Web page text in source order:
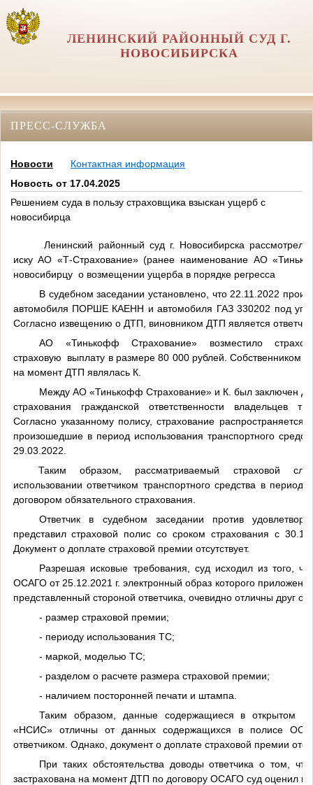
ЛЕНИНСКИЙ РАЙОННЫЙ СУД Г.
НОВОСИБИРСКА
ПРЕСС-СЛУЖБА
Новости
Контактная информация
Новость от 17.04.2025
Решением суда в пользу страховщика взыскан ущерб с
новосибирца
Ленинский районный суд г. Новосибирска рассмотрел
иску АО «Т-Страхование» (ранее наименование АО
новосибирцу о возмещении ущерба в порядке регресса
В судебном заседании установлено, что 22.11.2022
автомобиля ПОРШЕ КАЕНН и автомобиля ГАЗ 330202 под
Согласно извещению о ДТП, виновником ДТП является
АО «Тинькофф Страхование» возместило
страховую
выплату в размере 80 000 рублей. Собственником
на момент ДТП являлась К.
Между АО «Тинькофф Страхование» и К. был заключен
страхования гражданской ответственности владельцев
Согласно указанному полису, страхование распространяется
произошедшие в период использования транспортного
29.03.2022
Таким образом, рассматриваемый страховой
использовании ответчиком транспортного средства в
договором обязательного страхования.
Ответчик в судебном заседании против
представил страховой полис со сроком страхования с
Документ о доплате страховой премии отсутствует.
Разрешая исковые требования, суд исходил из того,
ОСАГО от 25.12.2021 г. электронный образ которого приложен
представленный стороной ответчика, очевидно отличны друг
- размер страховой премии;
- периоду использования ТС;
- маркой, моделью ТС;
- разделом о расчете размера страховой премии;
- наличием посторонней печати и штампа.
Таким образом, данные содержащиеся в открытом
«НСИС» отличны от данных содержащихся в полисе
ответчиком. Однако, документ о доплате страховой премии
При таких обстоятельства доводы ответчика о том, что
застрахована на момент ДТП по договору ОСАГО суд оценил